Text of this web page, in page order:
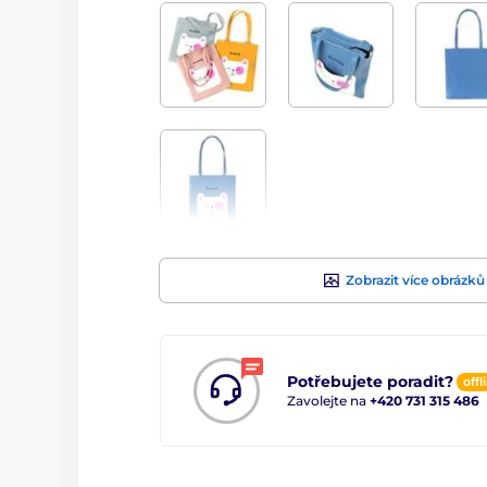
Zobrazit více obrázků
Potřebujete poradit?
Zavolejte na +420 731 315 486